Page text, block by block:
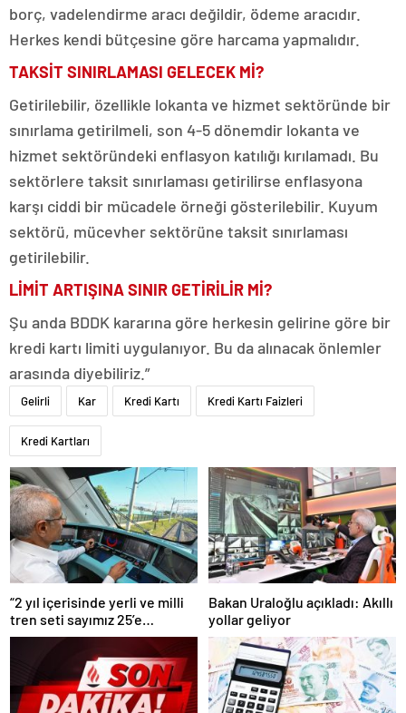
borç, vadelendirme aracı değildir, ödeme aracıdır.
Herkes kendi bütçesine göre harcama yapmalıdır.
TAKSİT SINIRLAMASI GELECEK Mİ?
Getirilebilir, özellikle lokanta ve hizmet sektöründe bir
sınırlama getirilmeli, son 4-5 dönemdir lokanta ve
hizmet sektöründeki enflasyon katılığı kırılamadı. Bu
sektörlere taksit sınırlaması getirilirse enflasyona
karşı ciddi bir mücadele örneği gösterilebilir. Kuyum
sektörü, mücevher sektörüne taksit sınırlaması
getirilebilir.
LİMİT ARTIŞINA SINIR GETİRİLİR Mİ?
Şu anda BDDK kararına göre herkesin gelirine göre bir
kredi kartı limiti uygulanıyor. Bu da alınacak önlemler
arasında diyebiliriz.”
Gelirli Kar Kredi Kartı Kredi Kartı Faizleri
Kredi Kartları
“2 yıl içerisinde yerli ve milli
tren seti sayımız 25’e
ulaşacak”
Bakan Uraloğlu açıkladı: Akıllı
yollar geliyor